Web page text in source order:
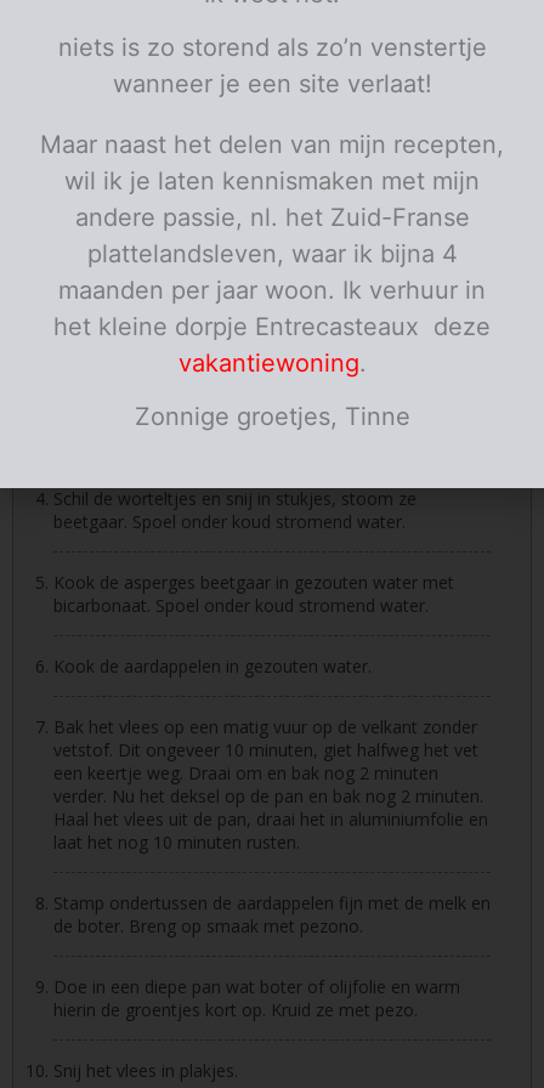
Porties:
personen
Snijd met een scherp mes in de velkant van de eend
een mooi ruitpatroon, snijd niet gans door de vel!
Maak de saus: Stoof de sjalot aan in wat olijfolie. Voeg
de tijm, het laurierblad en het teentje look toe. Blus
met de rundsfond en de honing laat voor de helft
inkoken. Proef de saus en kruid eventueel bij met pezo.
Is ze te sterk, voeg je een geutje water toe. Dik de
saus een beetje in met bruine roux.
Stoom de broccoli beetgaar. Spoel onder koud
Schil de worteltjes en snij in stukjes, stoom ze
beetgaar. Spoel onder koud stromend water.
Kook de asperges beetgaar in gezouten water met
bicarbonaat. Spoel onder koud stromend water.
Kook de aardappelen in gezouten water.
Bak het vlees op een matig vuur op de velkant zonder
vetstof. Dit ongeveer 10 minuten, giet halfweg het vet
een keertje weg. Draai om en bak nog 2 minuten
verder. Nu het deksel op de pan en bak nog 2 minuten.
Haal het vlees uit de pan, draai het in aluminiumfolie en
laat het nog 10 minuten rusten.
Stamp ondertussen de aardappelen fijn met de melk en
de boter. Breng op smaak met pezono.
Doe in een diepe pan wat boter of olijfolie en warm
hierin de groentjes kort op. Kruid ze met pezo.
Snij het vlees in plakjes.
niets is zo storend als zo’n venstertje
wanneer je een site verlaat!
Maar naast het delen van mijn recepten,
wil ik je laten kennismaken met mijn
andere passie, nl. het Zuid-Franse
plattelandsleven, waar ik bijna 4
maanden per jaar woon. Ik verhuur in
het kleine dorpje Entrecasteaux deze
vakantiewoning.
Zonnige groetjes, Tinne